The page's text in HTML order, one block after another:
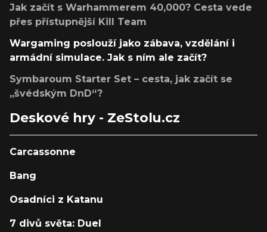
Jak začít s Warhammerem 40,000? Cesta vede
přes přístupnější Kill Team
Wargaming poslouží jako zábava, vzdělání i
armádní simulace. Jak s ním ale začít?
Symbaroum Starter Set – cesta, jak začít se
„švédským DnD“?
Deskové hry - ZeStolu.cz
Carcassonne
Bang
Osadníci z Katanu
7 divů světa: Duel